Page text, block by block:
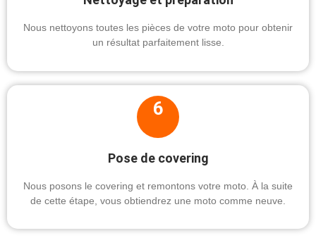
Nous nettoyons toutes les pièces de votre moto pour obtenir
un résultat parfaitement lisse.
6
Pose de covering
Nous posons le covering et remontons votre moto. À la suite
de cette étape, vous obtiendrez une moto comme neuve.